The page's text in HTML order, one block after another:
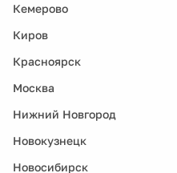
Кемерово
Киров
Красноярск
Москва
Нижний Новгород
Новокузнецк
Новосибирск